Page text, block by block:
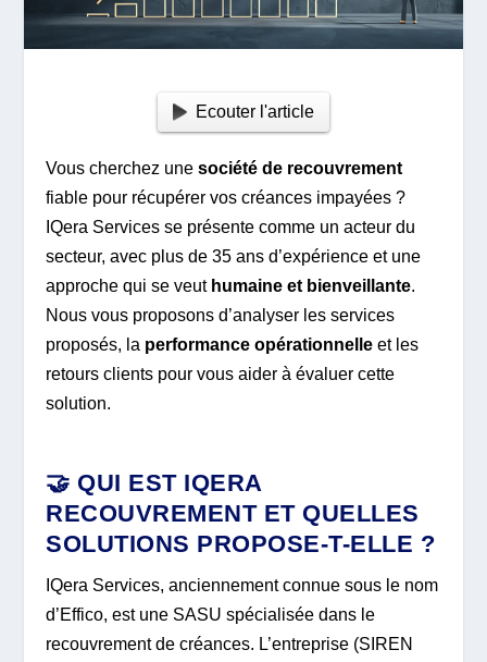
Ecouter l'article
Vous cherchez unesociété de recouvrement
fiable pour récupérer vos créances impayées ?
IQera Services se présente comme un acteur du
secteur, avec plus de 35 ans d’expérience et une
approche qui se veut humaine et bienveillante.
Nous vous proposons d’analyser les services
proposés, la performance opérationnelle et les
retours clients pour vous aider à évaluer cette
solution.
🤝 QUI EST IQERA
RECOUVREMENT ET QUELLES
SOLUTIONS PROPOSE-T-ELLE ?
IQera Services, anciennement connue sous le nom
d’Effico, est une SASU spécialisée dans le
recouvrement de créances. L’entreprise (SIREN